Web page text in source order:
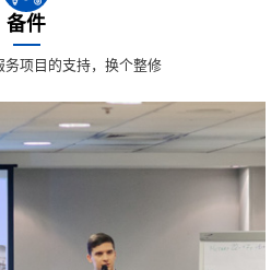
备件
务项目的支持，换个整修